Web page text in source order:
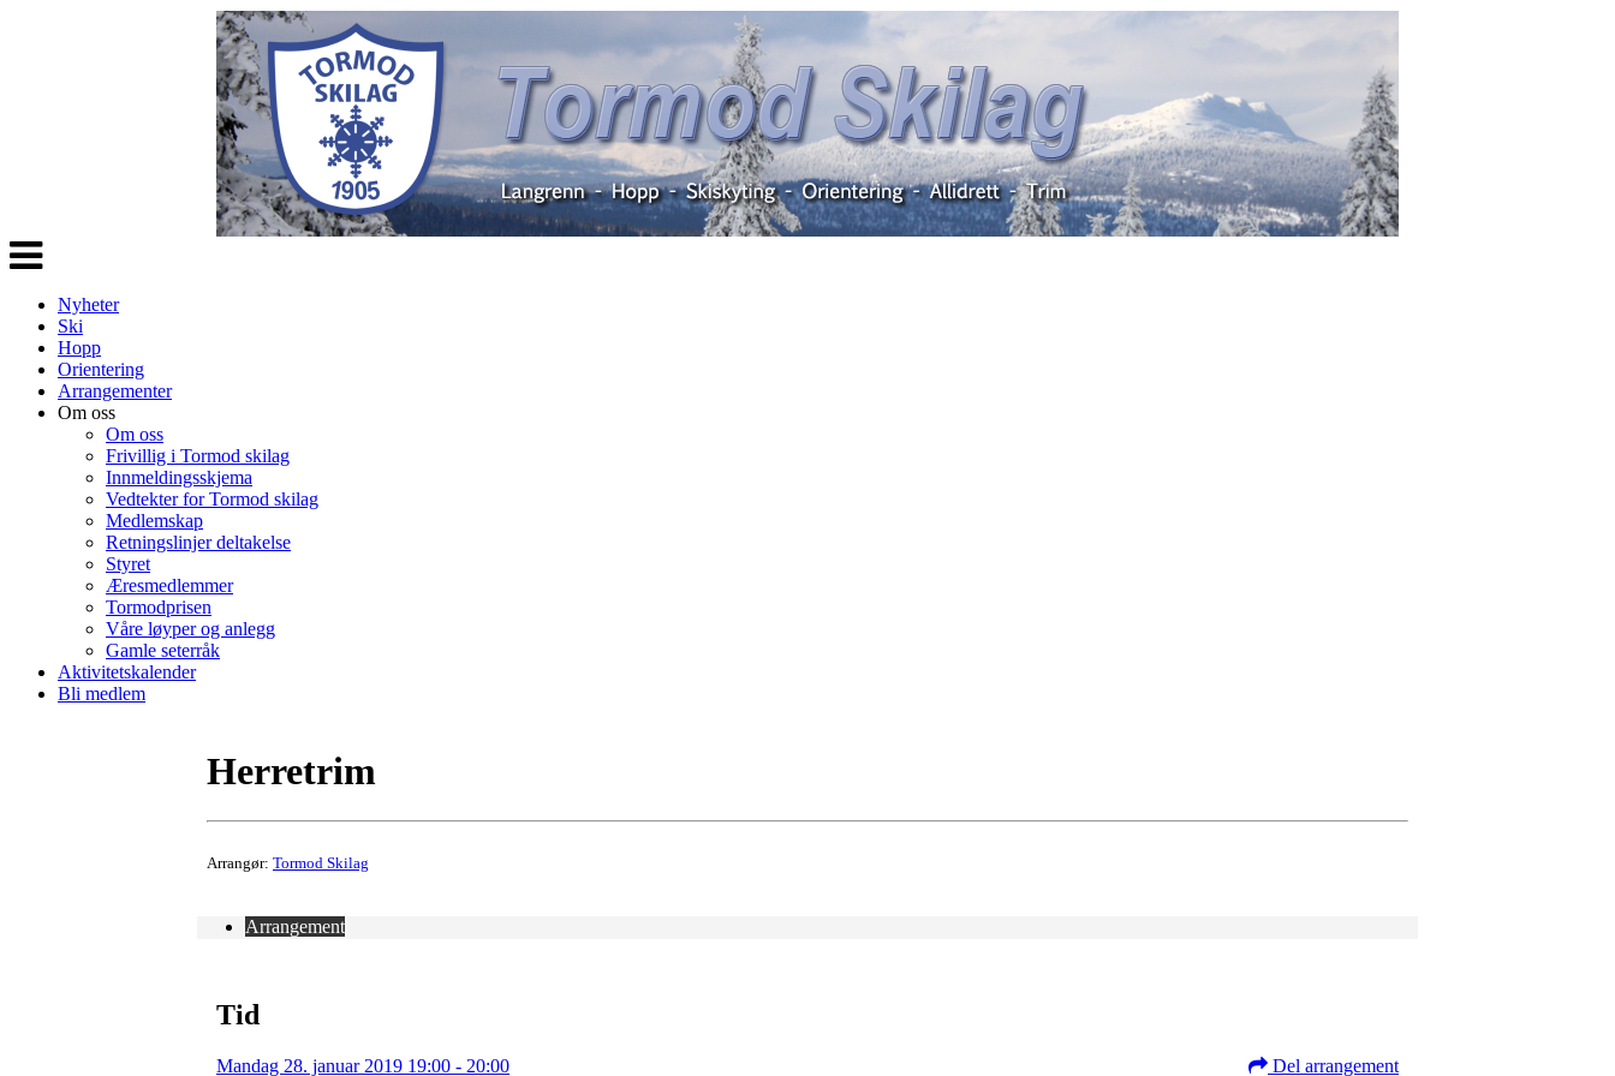
Veksle
navigasjon
Nyheter
Ski
Hopp
Orientering
Arrangementer
Om oss
Om oss
Frivillig i Tormod skilag
Innmeldingsskjema
Vedtekter for Tormod skilag
Medlemskap
Retningslinjer deltakelse
Styret
Æresmedlemmer
Tormodprisen
Våre løyper og anlegg
Gamle seterråk
Aktivitetskalender
Bli medlem
Herretrim
Arrangør: Tormod Skilag
Arrangement
Tid
Mandag 28. januar 2019 19:00 - 20:00 Del arrangement